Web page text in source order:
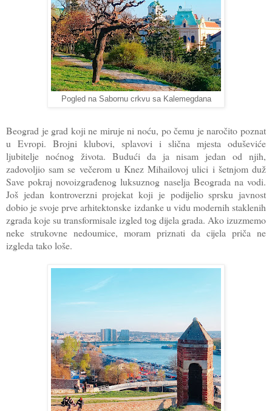
Pogled na Sabornu crkvu sa Kalemegdana
Beograd je grad koji ne miruje ni noću, po čemu je naročito poznat
u Evropi. Brojni klubovi, splavovi i slična mjesta oduševiće
ljubitelje noćnog života. Budući da ja nisam jedan od njih,
zadovoljio sam se večerom u Knez Mihailovoj ulici i šetnjom duž
Save pokraj novoizgrađenog luksuznog naselja Beograda na vodi.
Još jedan kontroverzni projekat koji je podijelio sprsku javnost
dobio je svoje prve arhitektonske izdanke u vidu modernih staklenih
zgrada koje su transformisale izgled tog dijela grada. Ako izuzmemo
neke strukovne nedoumice, moram priznati da cijela priča ne
izgleda tako loše.